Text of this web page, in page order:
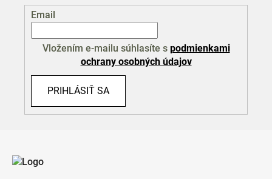
Email
Vložením e-mailu súhlasíte s podmienkami
ochrany osobných údajov
PRIHLÁSIŤ SA